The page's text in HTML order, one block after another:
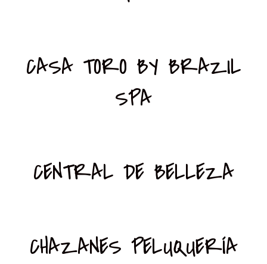
CASA TORO BY BRAZIL
SPA
CENTRAL DE BELLEZA
CHAZANES PELUQUERÍA